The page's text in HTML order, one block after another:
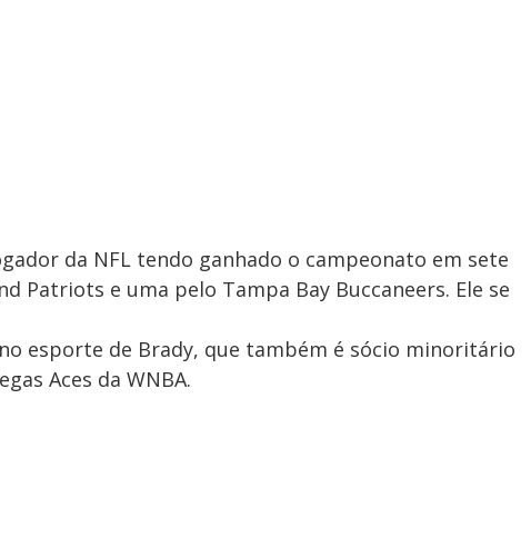
da NFL tendo ganhado o campeonato em sete
Patriots e uma pelo Tampa Bay Buccaneers. Ele se
esporte de Brady, que também é sócio minoritário
Aces da WNBA.